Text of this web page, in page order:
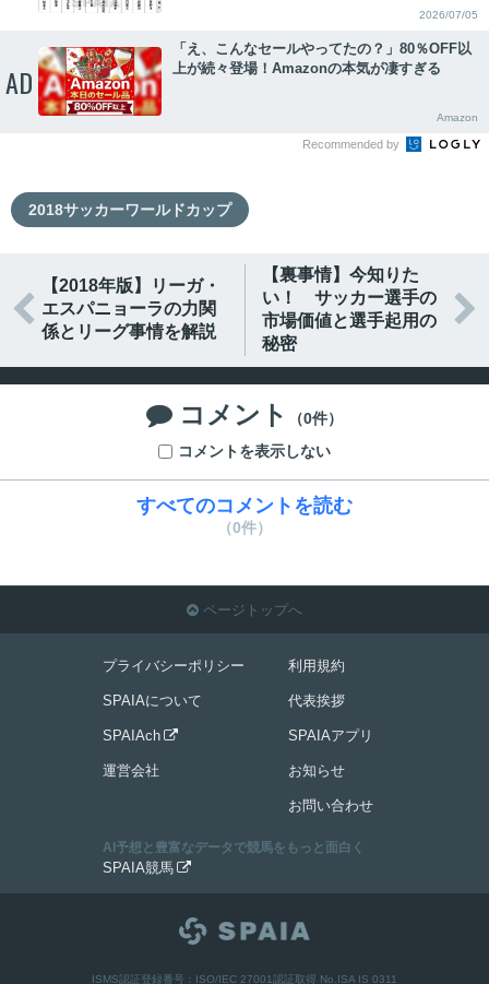
2026/07/05
AD
「え、こんなセールやってたの？」80％OFF以
上が続々登場！Amazonの本気が凄すぎる
Amazon
Recommended by
2018サッカーワールドカップ

【2018年版】リーガ・
エスパニョーラの力関
係とリーグ事情を解説
【裏事情】今知りた
い！ サッカー選手の
市場価値と選手起用の
秘密

 コメント
（0件）
コメントを表示しない
すべてのコメントを読む
（0件）
 ページトップへ
プライバシーポリシー
SPAIAについて
SPAIAch 
運営会社
利用規約
代表挨拶
SPAIAアプリ
お知らせ
お問い合わせ
AI予想と豊富なデータで競馬をもっと面白く
SPAIA競馬 
ISMS認証登録番号：ISO/IEC 27001認証取得 No.ISA IS 0311